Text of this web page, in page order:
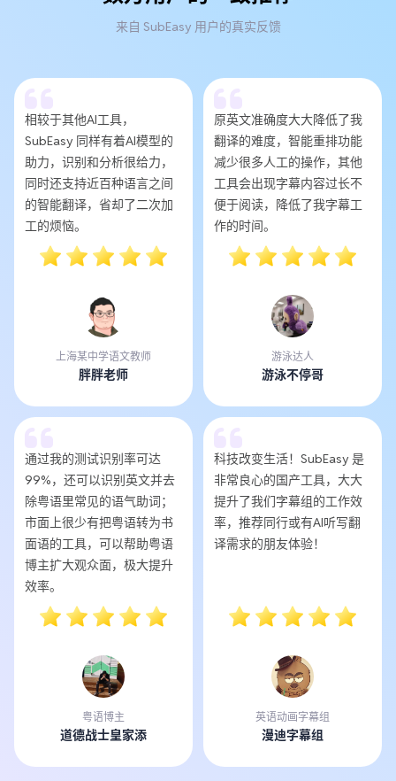
来自 SubEasy 用户的真实反馈
相较于其他AI工具，
SubEasy 同样有着AI模型的
助力，识别和分析很给力，
同时还支持近百种语言之间
的智能翻译，省却了二次加
工的烦恼。
上海某中学语文教师
胖胖老师
原英文准确度大大降低了我
翻译的难度，智能重排功能
减少很多人工的操作，其他
工具会出现字幕内容过长不
便于阅读，降低了我字幕工
作的时间。
游泳达人
游泳不停哥
通过我的测试识别率可达
99%，还可以识别英文并去
除粤语里常见的语气助词；
市面上很少有把粤语转为书
面语的工具，可以帮助粤语
博主扩大观众面，极大提升
效率。
粤语博主
道德战士皇家添
科技改变生活！SubEasy 是
非常良心的国产工具，大大
提升了我们字幕组的工作效
率，推荐同行或有AI听写翻
译需求的朋友体验！
英语动画字幕组
漫迪字幕组